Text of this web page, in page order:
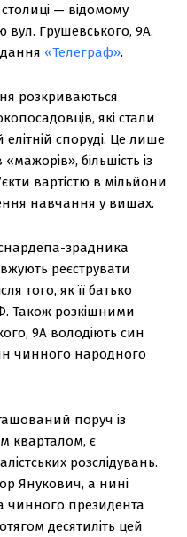
— відомому
вул. Грушевського, 9А.
«Телеграф».
розкриваються
які стали
споруді. Це лише
більшість із
вартістю в мільйони
навчання у вишах.
зрадника
реєструвати
того, як її батько
Також розкішними
9А володіють син
чинного народного
поруч із
кварталом, є
розслідувань.
Янукович, а нині
чинного президента
десятиліть цей